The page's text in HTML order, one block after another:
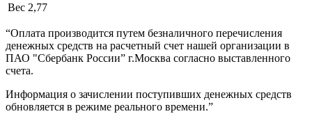
Вес 2,77
“Оплата производится путем безналичного перечисления
денежных средств на расчетный счет нашей организации в
ПАО "Сбербанк России” г.Москва согласно выставленного
счета.
Информация о зачислении поступивших денежных средств
обновляется в режиме реального времени.”